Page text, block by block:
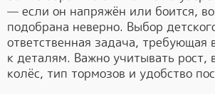
— если он напряжён или боится,
подобрана неверно. Выбор
ответственная задача, требующая
к деталям. Важно учитывать рост,
колёс, тип тормозов и удобство